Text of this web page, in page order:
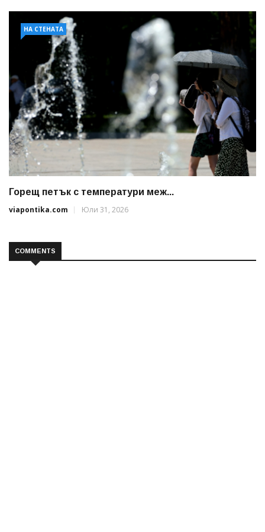
НА СТЕНАТА
Горещ петък с температури меж...
viapontika.com
Юли 31, 2026
COMMENTS